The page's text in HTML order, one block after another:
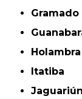
Gramado
Holambra
Itatiba